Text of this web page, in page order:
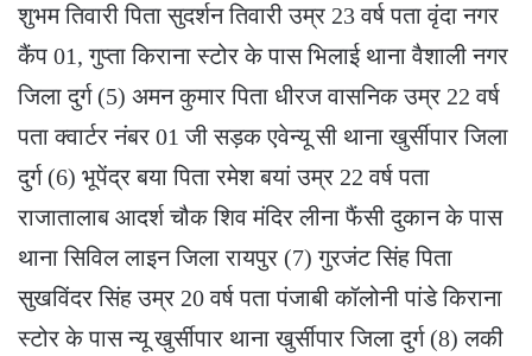
शुभम तिवारी पिता सुदर्शन तिवारी उम्र 23 वर्ष पता वृंदा नगर
कैंप 01, गुप्ता किराना स्टोर के पास भिलाई थाना वैशाली नगर
जिला दुर्ग (5) अमन कुमार पिता धीरज वासनिक उम्र 22 वर्ष
पता क्वार्टर नंबर 01 जी सड़क एवेन्यू सी थाना खुर्सीपार जिला
दुर्ग (6) भूपेंद्र बया पिता रमेश बयां उम्र 22 वर्ष पता
राजातालाब आदर्श चौक शिव मंदिर लीना फैंसी दुकान के पास
थाना सिविल लाइन जिला रायपुर (7) गुरजंट सिंह पिता
सुखविंदर सिंह उम्र 20 वर्ष पता पंजाबी कॉलोनी पांडे किराना
स्टोर के पास न्यू खुर्सीपार थाना खुर्सीपार जिला दुर्ग (8) लकी